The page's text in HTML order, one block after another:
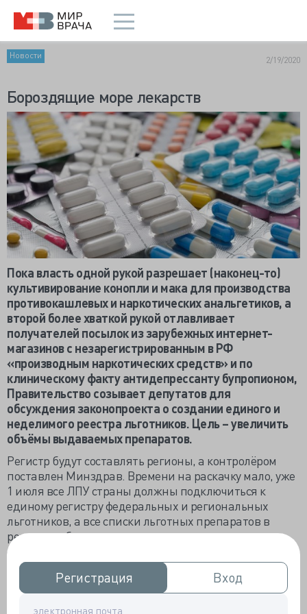
Регистрация
Регистрация Вход
Вход
Новости 2/19/2020
Бороздящие море лекарств
Пока власть одной рукой разрешает (наконец-то)
культивирование конопли и мака для производства
противокашлевых и наркотических анальгетиков, а
второй более хваткой рукой отлавливает
получателей посылок из зарубежных интернет-
магазинов с незарегистрированным в РФ
«производным наркотических средств» и по
клиническому факту антидепрессанту бупропионом,
Правительство созывает депутатов для
обсуждения законопроекта о создании единого и
неделимого реестра льготников. Цель – увеличить
объёмы выдаваемых препаратов.
Регистр будут составлять регионы, а контролёром
поставлен Минздрав. Времени на раскачку мало, уже
1 июля все ЛПУ страны должны подключиться к
единому регистру федеральных и региональных
льготников, а все списки льготных препаратов в
регионах обязаны соответствовать эталону –
федеральному списку ЖНВЛП из 758 наименований.
Действующий список программы обеспечения
необходимыми лекарственными средствами почти
вдвое короче – 406 МНН, из коих 100 назначаются